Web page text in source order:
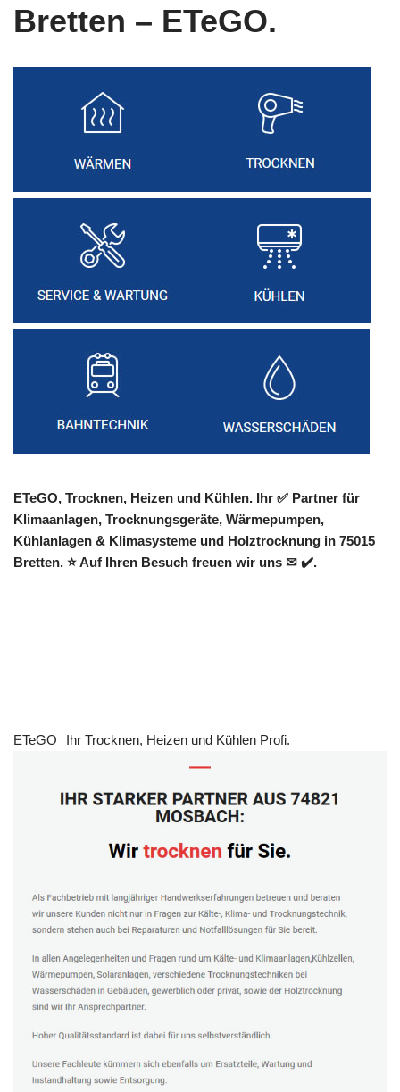
Bretten – ETeGO.
ETeGO, Trocknen, Heizen und Kühlen. Ihr ✅ Partner für
Klimaanlagen, Trocknungsgeräte, Wärmepumpen,
Kühlanlagen & Klimasysteme und Holztrocknung in 75015
Bretten. ⭐ Auf Ihren Besuch freuen wir uns ✉ ✔️.
ETeGO Ihr Trocknen, Heizen und Kühlen Profi.